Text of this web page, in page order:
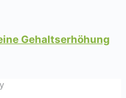
Gehaltserhöhung